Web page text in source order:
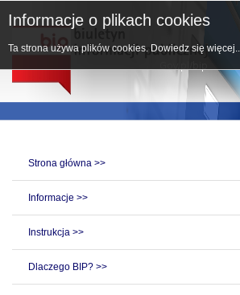
Strona główna >>
Informacje >>
Instrukcja >>
Dlaczego BIP? >>
Informacje o plikach cookies
Ta strona używa plików cookies. Dowiedz się więcej...